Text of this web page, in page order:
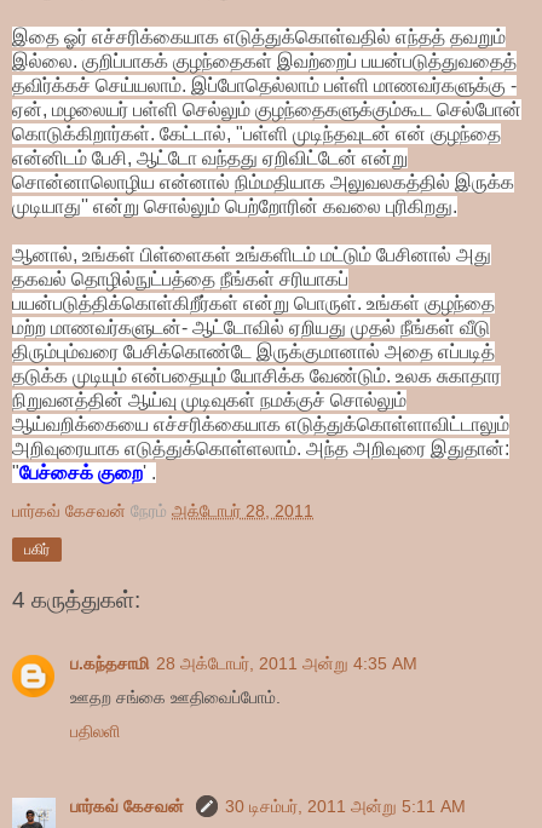
இதை ஓர் எச்சரிக்கையாக எடுத்துக்கொள்வதில் எந்தத் தவறும்
இல்லை. குறிப்பாகக் குழந்தைகள் இவற்றைப் பயன்படுத்துவதைத்
தவிர்க்கச் செய்யலாம். இப்போதெல்லாம் பள்ளி மாணவர்களுக்கு -
ஏன், மழலையர் பள்ளி செல்லும் குழந்தைகளுக்கும்கூட செல்போன்
கொடுக்கிறார்கள். கேட்டால், "பள்ளி முடிந்தவுடன் என் குழந்தை
என்னிடம் பேசி, ஆட்டோ வந்தது ஏறிவிட்டேன் என்று
சொன்னாலொழிய என்னால் நிம்மதியாக அலுவலகத்தில் இருக்க
முடியாது'' என்று சொல்லும் பெற்றோரின் கவலை புரிகிறது.
ஆனால், உங்கள் பிள்ளைகள் உங்களிடம் மட்டும் பேசினால் அது
தகவல் தொழில்நுட்பத்தை நீங்கள் சரியாகப்
பயன்படுத்திக்கொள்கிறீர்கள் என்று பொருள். உங்கள் குழந்தை
மற்ற மாணவர்களுடன்- ஆட்டோவில் ஏறியது முதல் நீங்கள் வீடு
திரும்பும்வரை பேசிக்கொண்டே இருக்குமானால் அதை எப்படித்
தடுக்க முடியும் என்பதையும் யோசிக்க வேண்டும். உலக சுகாதார
நிறுவனத்தின் ஆய்வு முடிவுகள் நமக்குச் சொல்லும்
ஆய்வறிக்கையை எச்சரிக்கையாக எடுத்துக்கொள்ளாவிட்டாலும்
அறிவுரையாக எடுத்துக்கொள்ளலாம். அந்த அறிவுரை இதுதான்:
"பேச்சைக் குறை' .
பார்கவ் கேசவன் நேரம் அக்டோபர் 28, 2011
பகிர்
4 கருத்துகள்:
ப.கந்தசாமி 28 அக்டோபர், 2011 அன்று 4:35 AM
ஊதற சங்கை ஊதிவைப்போம்.
பதிலளி
பார்கவ் கேசவன்
30 டிசம்பர், 2011 அன்று 5:11 AM